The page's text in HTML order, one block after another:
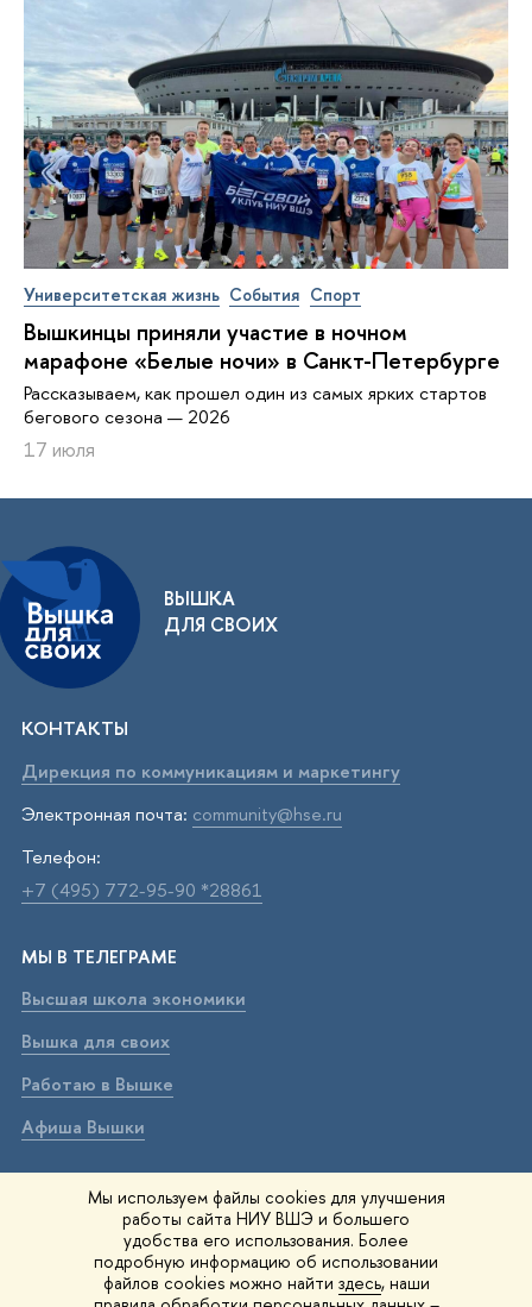
Мы используем файлы cookies для улучшения
работы сайта НИУ ВШЭ и большего
удобства его использования. Более
подробную информацию об использовании
файлов cookies можно найти здесь, наши
Университетская жизнь События Спорт
Вышкинцы приняли участие в ночном
марафоне «Белые ночи» в Санкт-Петербурге
Рассказываем, как прошел один из самых ярких стартов
бегового сезона — 2026
17 июля
ВЫШКА
ДЛЯ СВОИХ
КОНТАКТЫ
Дирекция по коммуникациям и маркетингу
Электронная почта: community@hse.ru
Телефон:
+7 (495) 772-95-90 *28861
МЫ В ТЕЛЕГРАМЕ
Высшая школа экономики
Вышка для своих
Работаю в Вышке
Афиша Вышки
ВЫШКА В МАХ
Высшая школа экономики
Вышка для своих